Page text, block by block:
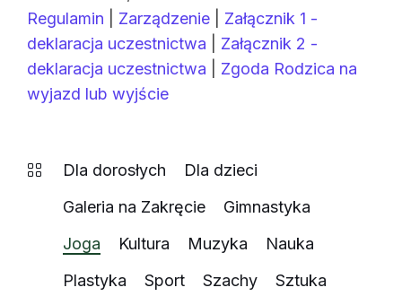
Regulamin
Zarządzenie
Załącznik 1 -
deklaracja uczestnictwa
Załącznik 2 -
deklaracja uczestnictwa
Zgoda Rodzica na
wyjazd lub wyjście
Dla dorosłych
Dla dzieci
Galeria na Zakręcie
Gimnastyka
Joga
Kultura Muzyka
Nauka
Plastyka
Sport Szachy
Sztuka